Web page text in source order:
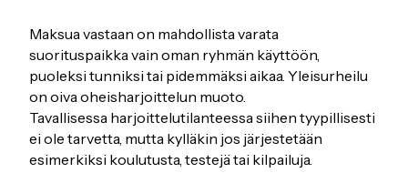
Maksua vastaan on mahdollista varata
suorituspaikka vain oman ryhmän käyttöön,
puoleksi tunniksi tai pidemmäksi aikaa. Yleisurheilu
on oiva oheisharjoittelun muoto.
Tavallisessa harjoittelutilanteessa siihen tyypillisesti
ei ole tarvetta, mutta kylläkin jos järjestetään
esimerkiksi koulutusta, testejä tai kilpailuja.